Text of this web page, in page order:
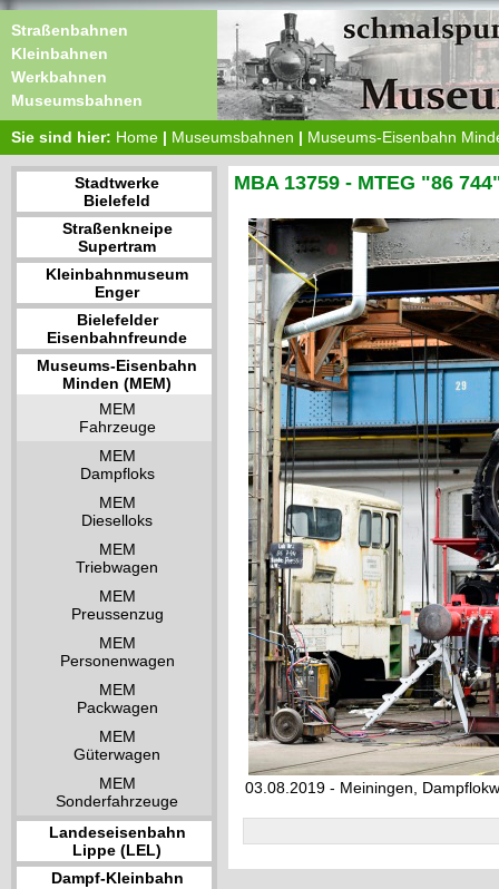
Straßenbahnen
Kleinbahnen
Werkbahnen
Museumsbahnen
Sie sind hier: Home | Museumsbahnen | Museums-Eisenbahn
Stadtwerke
Bielefeld
Straßenkneipe
Supertram
Kleinbahnmuseum
Enger
Bielefelder
Eisenbahnfreunde
Museums-Eisenbahn
Minden (MEM)
MEM
Fahrzeuge
MEM
Dampfloks
MEM
Dieselloks
MEM
Triebwagen
MEM
Preussenzug
MEM
Personenwagen
MEM
Packwagen
MEM
Güterwagen
MEM
Sonderfahrzeuge
Landeseisenbahn
Lippe (LEL)
Dampf-Kleinbahn
MBA 13759 - MTEG "86
03.08.2019 - Meiningen,